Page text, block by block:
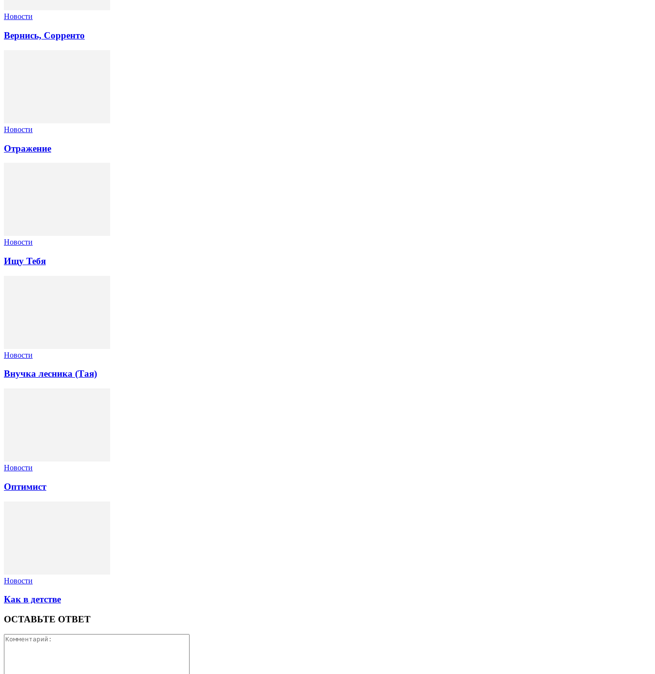
Новости
Вернись, Сорренто
Новости
Отражение
Новости
Ищу Тебя
Новости
Внучка лесника (Тая)
Новости
Оптимист
Новости
Как в детстве
ОСТАВЬТЕ ОТВЕТ